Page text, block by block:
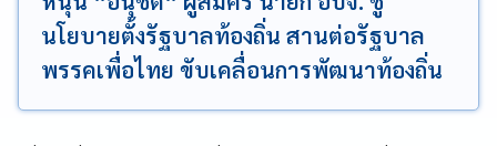
นโยบายตั้งรัฐบาลท้องถิ่น สานต่อรัฐบาล
พรรคเพื่อไทย ขับเคลื่อนการพัฒนาท้องถิ่น